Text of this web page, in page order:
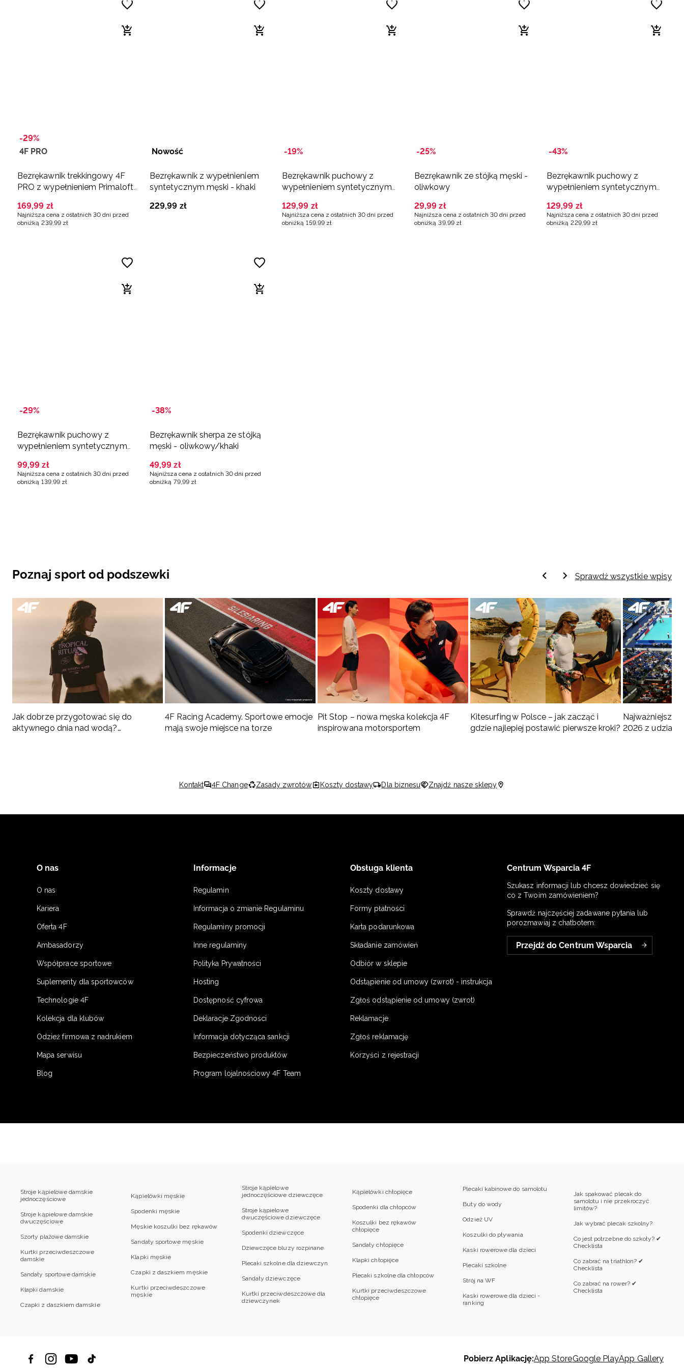
-29%
4F PRO
Bezrękawnik trekkingowy 4F
PRO z wypełnieniem Primaloft
169,99 zł
Najniższa cena z ostatnich 30 dni przed
obniżką 239,99 zł
Nowość
Bezrękawnik z wypełnieniem
syntetycznym męski - khaki
229,99 zł
-19%
Bezrękawnik puchowy z
wypełnieniem syntetycznym
129,99 zł
Najniższa cena z ostatnich 30 dni przed
obniżką 159,99 zł
-25%
Bezrękawnik ze stójką męski -
oliwkowy
29,99 zł
Najniższa cena z ostatnich 30 dni przed
obniżką 39,99 zł
-43%
Bezrękawnik puchowy z
wypełnieniem syntetycznym
129,99 zł
Najniższa cena z ostatnich 30 dni przed
obniżką 229,99 zł
-29%
Bezrękawnik puchowy z
wypełnieniem syntetycznym
99,99 zł
Najniższa cena z ostatnich 30 dni przed
obniżką 139, 99 zł
-38%
Bezrękawnik sherpa ze stójką
męski - oliwkowy/khaki
49,99 zł
Najniższa cena z ostatnich 30 dni przed
obniżką 79, 99 zł
Poznaj sport od podszewki Sprawdź wszystkie wpisy
Jak dobrze przygotować się do
aktywnego dnia nad wodą?
4F Racing Academy. Sportowe emocje
mają swoje miejsce na torze
Pit Stop – nowa męska kolekcja 4F
inspirowana motorsportem
Kitesurfing w Polsce – jak zacząć i
gdzie najlepiej postawić pierwsze kroki?
Najważniejsze
2026 z
Kontakt 4F Change Zasady zwrotów Koszty dostawy Dla biznesu Znajdź nasze sklepy
O nas
O nas
Kariera
Oferta 4F
Ambasadorzy
Współprace sportowe
Suplementy dla sportowców
Technologie 4F
Kolekcja dla klubów
Odzież firmowa z nadrukiem
Mapa serwisu
Blog
Informacje
Regulamin
Informacja o zmianie Regulaminu
Regulaminy promocji
Inne regulaminy
Polityka Prywatności
Hosting
Dostępność cyfrowa
Deklaracje Zgodności
Informacja dotycząca sankcji
Bezpieczeństwo produktów
Program lojalnościowy 4F Team
Obsługa klienta
Koszty dostawy
Formy płatności
Karta podarunkowa
Składanie zamówień
Odbiór w sklepie
Odstąpienie od umowy (zwrot) - instrukcja
Zgłoś odstąpienie od umowy (zwrot)
Reklamacje
Zgłoś reklamację
Korzyści z rejestracji
Centrum Wsparcia 4F
Szukasz informacji lub chcesz dowiedzieć się
co z Twoim zamówieniem?
Sprawdź najczęściej zadawane pytania lub
porozmawiaj z chatbotem:
Przejdź do Centrum Wsparcia
Stroje kąpielowe damskie
jednoczęściowe
Stroje kąpielowe damskie
dwuczęściowe
Szorty plażowe damskie
Kurtki przeciwdeszczowe
damskie
Sandały sportowe damskie
Klapki damskie
Czapki z daszkiem damskie
Kąpielówki męskie
Spodenki męskie
Męskie koszulki bez rękawów
Sandały sportowe męskie
Klapki męskie
Czapki z daszkiem męskie
Kurtki przeciwdeszczowe
męskie
Stroje kąpielowe
jednoczęściowe dziewczęce
Stroje kąpielowe
dwuczęściowe dziewczęce
Spodenki dziewczęce
Dziewczęce bluzy rozpinane
Plecaki szkolne dla dziewczyn
Sandały dziewczęce
Kurtki przeciwdeszczowe dla
dziewczynek
Kąpielówki chłopięce
Spodenki dla chłopców
Koszulki bez rękawów
chłopięce
Sandały chłopięce
Klapki chłopięce
Plecaki szkolne dla chłopców
Kurtki przeciwdeszczowe
chłopięce
Plecaki kabinowe do samolotu
Buty do wody
Odzież UV
Koszulki do pływania
Kaski rowerowe dla dzieci
Plecaki szkolne
Strój na WF
Kaski rowerowe dla dzieci -
ranking
Jak spakować plecak do
samolotu i nie przekroczyć
limitów?
Jak wybrać plecak szkolny?
Co jest potrzebne do szkoły? ✔
Checklista
Co zabrać na triathlon? ✔
Checklista
Co zabrać na rower? ✔
Checklista
Pobierz Aplikację:App StoreGoogle PlayApp Gallery